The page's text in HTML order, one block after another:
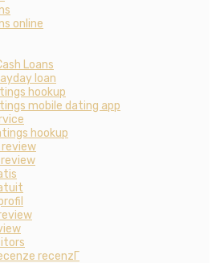
online
Loans
loan
hookup
mobile dating app
hookup
recenzГ­